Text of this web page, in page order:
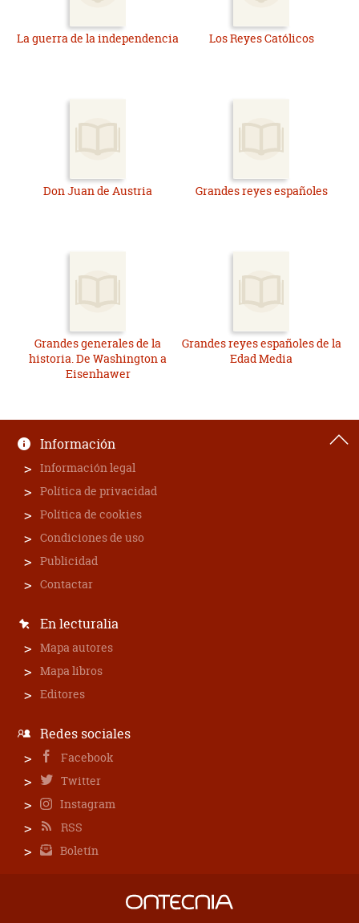
La guerra de la independencia Los Reyes Católicos
Don Juan de Austria Grandes reyes españoles
Grandes generales de la
historia. De Washington a
Eisenhawer
Grandes reyes españoles de la
Edad Media
Información
Información legal
Política de privacidad
Política de cookies
Condiciones de uso
Publicidad
Contactar
En lecturalia
Mapa autores
Mapa libros
Editores
Redes sociales
Facebook
Twitter
Instagram
RSS
Boletín